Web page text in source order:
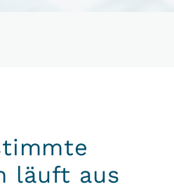
läuft aus